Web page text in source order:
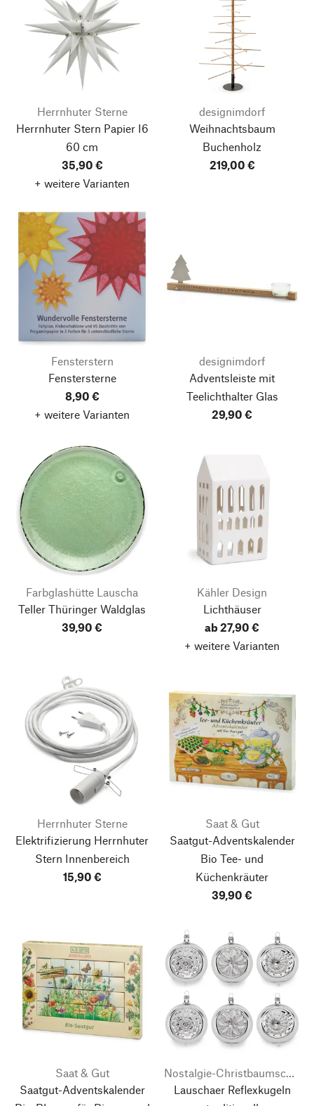
Herrnhuter Sterne
Herrnhuter Stern Papier I6
60 cm
35,90 €
+ weitere Varianten
designimdorf
Weihnachtsbaum
Buchenholz
219,00 €
Fensterstern
Fenstersterne
8,90 €
+ weitere Varianten
designimdorf
Adventsleiste mit
Teelichthalter Glas
29,90 €
Farbglashütte Lauscha
Teller Thüringer Waldglas
39,90 €
Kähler Design
Lichthäuser
ab 27,90 €
+ weitere Varianten
Herrnhuter Sterne
Elektrifizierung Herrnhuter
Stern Innenbereich
15,90 €
Saat & Gut
Saatgut-Adventskalender
Bio Tee- und
Küchenkräuter
39,90 €
Saat & Gut
Saatgut-Adventskalender
Nostalgie-Christbaumschmuck
Lauschaer Reflexkugeln